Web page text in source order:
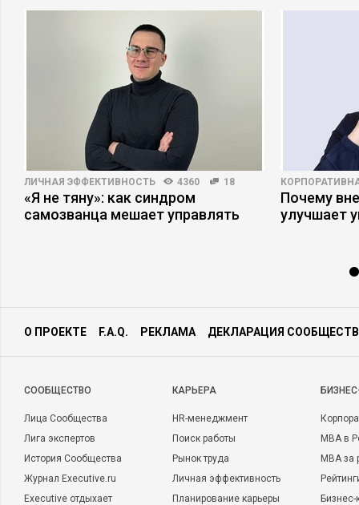
ЛИЧНАЯ ЭФФЕКТИВНОСТЬ 4360 18
«Я не тяну»: как синдром
самозванца мешает управлять
Почему
улучшает
О ПРОЕКТЕ F.A.Q. РЕКЛАМА ДЕКЛАРАЦИЯ
CООБЩЕСТВО
Лица Сообщества
Лига экспертов
История Сообщества
Журнал Executive.ru
Executive отдыхает
КАРЬЕРА
HR-менеджмент
Поиск работы
Рынок труда
Личная эффективность
Планирование карьеры
MBA в
MBA
Бизнес-